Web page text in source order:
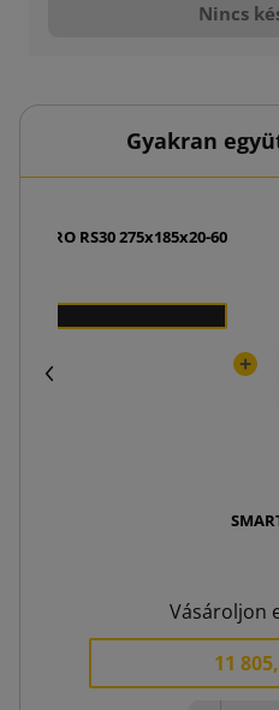
Nincs
Gyakran
PRO RS30 275x185x20-60
Vásároljon
11